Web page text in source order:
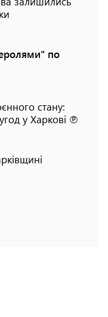
по
стану:
у Харкові ℗